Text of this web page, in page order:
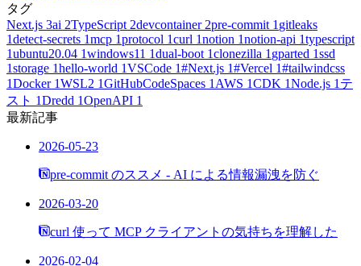
タグ
Next.js 3ai 2TypeScript 2devcontainer 2pre-commit 1 gitleaks
1detect-secrets 1mcp 1protocol 1curl 1notion 1notion-api 1typescript
1ubuntu20.04 1windows11 1dual-boot 1clonezilla 1 gparted 1ssd
1storage 1hello-world 1VSCode 1#Next.js 1#Vercel 1#tailwindcss
1Docker 1WSL2 1GitHubCodeSpaces 1 AWS 1CDK 1Node.js 1 テ
スト 1Dredd 1OpenAPI 1
最新記事
2026-05-23
pre-commit のススメ - AI による情報漏洩を防ぐ
2026-03-20
curl 使って MCP クライアントの気持ちを理解した
2026-02-04